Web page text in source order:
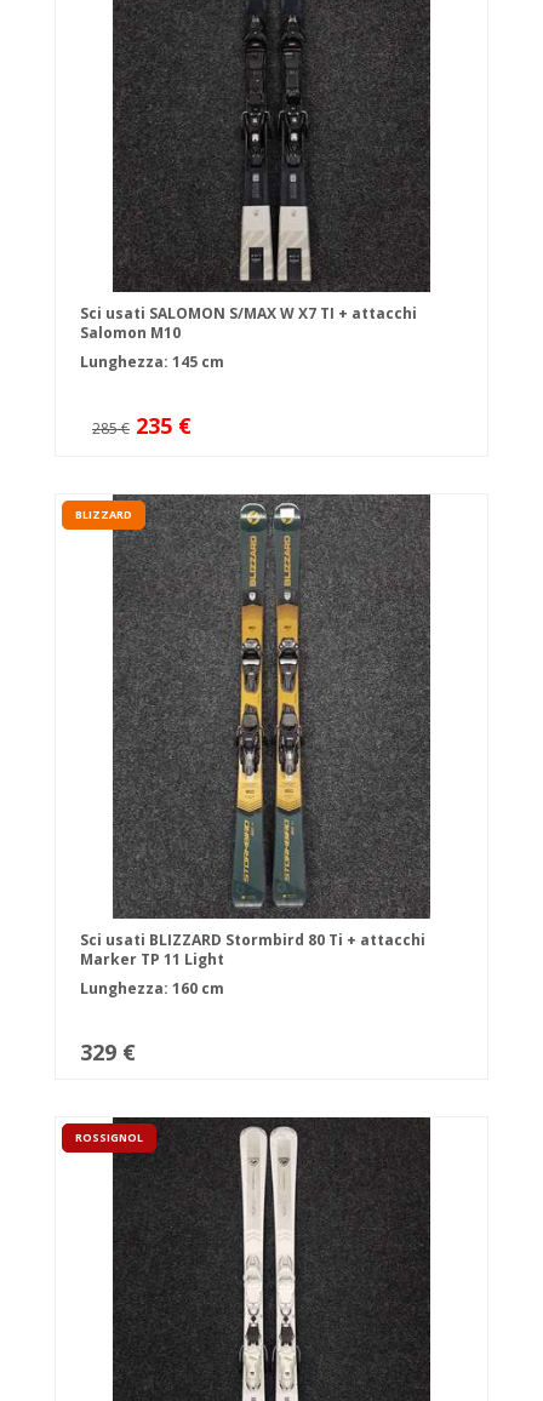
Sci usati SALOMON S/MAX W X7 TI + attacchi
Salomon M10
Lunghezza: 145 cm
285 € 235 €
BLIZZARD
Sci usati BLIZZARD Stormbird 80 Ti + attacchi
Marker TP 11 Light
Lunghezza: 160 cm
329 €
ROSSIGNOL